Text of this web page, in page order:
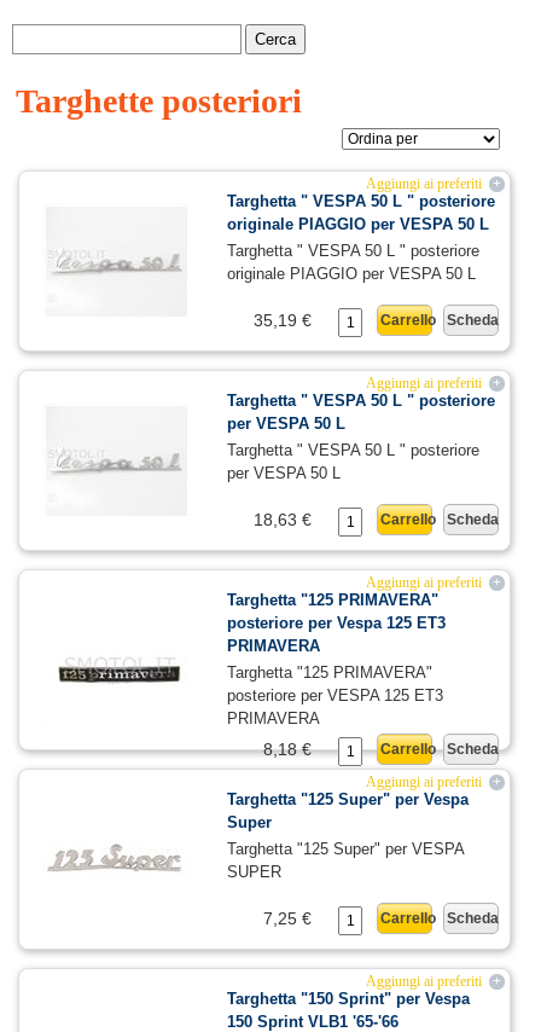
Targhette posteriori
+
Aggiungi ai preferiti
Targhetta " VESPA 50 L " posteriore
originale PIAGGIO per VESPA 50 L
Targhetta " VESPA 50 L " posteriore
originale PIAGGIO per VESPA 50 L
Scheda
Carrello
35,19 €
+
Aggiungi ai preferiti
Targhetta " VESPA 50 L " posteriore
per VESPA 50 L
Targhetta " VESPA 50 L " posteriore
per VESPA 50 L
Scheda
Carrello
18,63 €
+
Aggiungi ai preferiti
Targhetta "125 PRIMAVERA"
posteriore per Vespa 125 ET3
PRIMAVERA
Targhetta "125 PRIMAVERA"
posteriore per VESPA 125 ET3
PRIMAVERA
Scheda
Carrello
8,18 €
+
Aggiungi ai preferiti
Targhetta "125 Super" per Vespa
Super
Targhetta "125 Super" per VESPA
SUPER
Scheda
Carrello
7,25 €
+
Aggiungi ai preferiti
Targhetta "150 Sprint" per Vespa
150 Sprint VLB1 '65-'66